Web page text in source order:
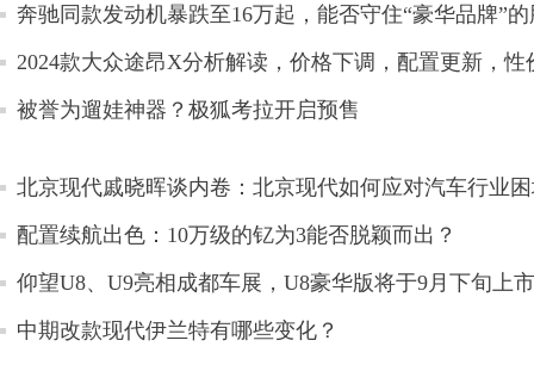
奔驰同款发动机暴跌至16万起，能否守住“豪华品牌”
2024款大众途昂X分析解读，价格下调，配置更新，性
被誉为遛娃神器？极狐考拉开启预售
北京现代戚晓晖谈内卷：北京现代如何应对汽车行业
配置续航出色：10万级的钇为3能否脱颖而出？
仰望U8、U9亮相成都车展，U8豪华版将于9月下旬上市
中期改款现代伊兰特有哪些变化？